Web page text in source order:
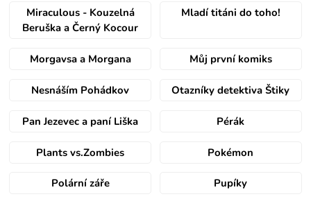
Miraculous - Kouzelná
Beruška a Černý Kocour
Mladí titáni do toho!
Morgavsa a Morgana Můj první komiks
Nesnáším Pohádkov Otazníky detektiva Štiky
Pan Jezevec a paní Liška Pérák
Plants vs.Zombies Pokémon
Polární záře Pupíky